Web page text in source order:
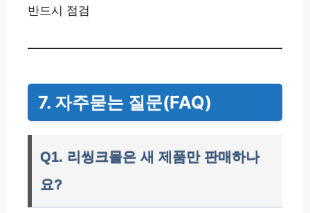
반드시 점검
7. 자주묻는 질문(FAQ)
Q1. 리씽크몰은 새 제품만 판매하나
요?